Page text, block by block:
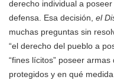
derecho individual a
defensa. Esa decisión, el
muchas preguntas sin
“el derecho del pueblo a
“fines lícitos” poseer
protegidos y en qué